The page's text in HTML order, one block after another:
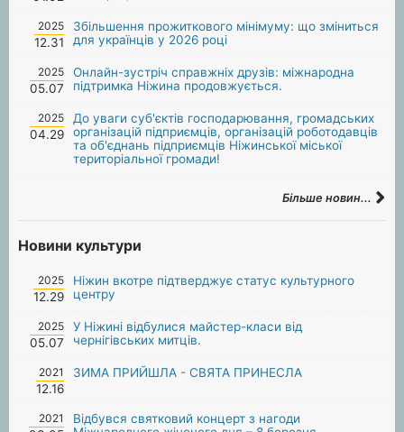
2025
12.31
Збільшення прожиткового мінімуму: що зміниться
для українців у 2026 році
2025
05.07
Онлайн-зустріч справжніх друзів: міжнародна
підтримка Ніжина продовжується.
2025
04.29
До уваги суб'єктів господарювання, громадських
організацій підприємців, організацій роботодавців
та об'єднань підприємців Ніжинської міської
територіальної громади!
Більше новин...
Новини культури
2025
12.29
Ніжин вкотре підтверджує статус культурного
центру
2025
05.07
У Ніжині відбулися майстер-класи від
чернігівських митців.
2021
12.16
ЗИМА ПРИЙШЛА - СВЯТА ПРИНЕСЛА
2021
Відбувся святковий концерт з нагоди